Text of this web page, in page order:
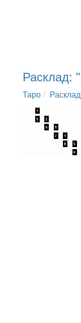
Расклад:
Таро